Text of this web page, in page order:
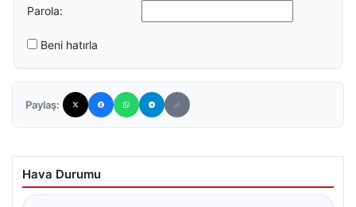
Parola:
Beni hatırla
Paylaş:
Hava Durumu